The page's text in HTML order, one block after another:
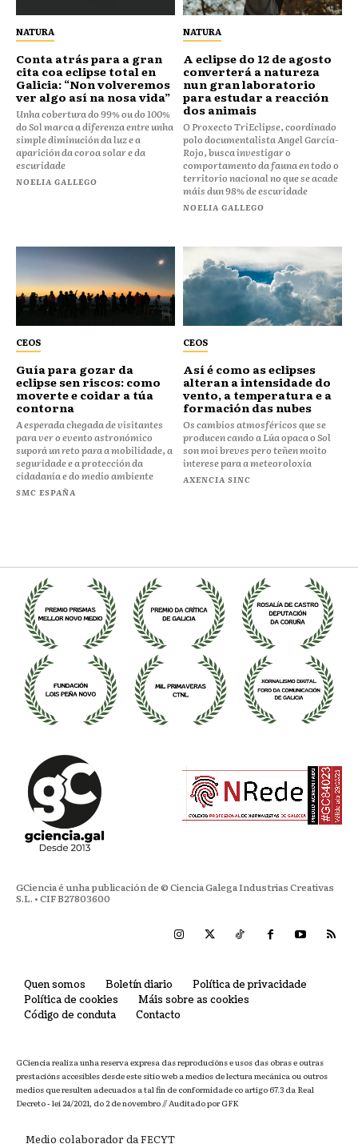
NATURA
Conta atrás para a gran
cita coa eclipse total en
Galicia: “Non volveremos
ver algo así na nosa vida”
Unha cobertura do 99% ou do 100%
do Sol marca a diferenza entre unha
simple diminución da luz e a
aparición da coroa solar e da
escuridade
NOELIA GALLEGO
NATURA
A eclipse do 12 de agosto
converterá a natureza
nun gran laboratorio
para estudar a reacción
dos animais
O Proxecto TriEclipse, coordinado
polo documentalista Angel García-
Rojo, busca investigar o
comportamento da fauna en todo o
territorio nacional no que se acade
máis dun 98% de escuridade
NOELIA GALLEGO
CEOS
Guía para gozar da
eclipse sen riscos: como
moverte e coidar a túa
contorna
A esperada chegada de visitantes
para ver o evento astronómico
suporá un reto para a mobilidade, a
seguridade e a protección da
cidadanía e do medio ambiente
SMC ESPAÑA
CEOS
Así é como as eclipses
alteran a intensidade do
vento, a temperatura e a
formación das nubes
Os cambios atmosféricos que se
producen cando a Lúa opaca o Sol
son moi breves pero teñen moito
interese para a meteoroloxía
AXENCIA SINC
GCiencia é unha publicación de © Ciencia Galega Industrias Creativas
S.L. • CIF B27803600
Quen somos Boletín diario
Política de privacidade
Política de cookies
Máis sobre as cookies
Código de conduta
Contacto
GCiencia realiza unha reserva expresa das reproducións e usos das obras e outras
prestacións accesibles desde este sitio web a medios de lectura mecánica ou outros
medios que resulten adecuados a tal fin de conformidade co artigo 67.3 da Real
Decreto - lei 24/2021, do 2 de novembro // Auditado por GFK
Medio colaborador da FECYT